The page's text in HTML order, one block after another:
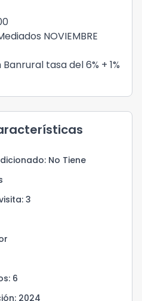
NOVIEMBRE
tasa del 6% + 1%
: No Tiene
: 3
: 6
: 2024